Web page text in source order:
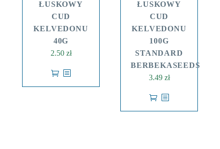
ŁUSKOWY
CUD
KELVEDONU
40G
2.50 zł
ŁUSKOWY
CUD
KELVEDONU
100G
STANDARD
BERBEKASEEDS
3.49 zł